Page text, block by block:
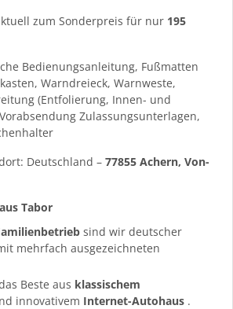
zum Sonderpreis für nur 195
Bedienungsanleitung, Fußmatten
Warndreieck, Warnweste,
(Entfolierung, Innen- und
Zulassungsunterlagen,
Deutschland – 77855 Achern, Von-
Tabor
sind wir deutscher
mehrfach ausgezeichneten
Beste aus klassischem
innovativem Internet-Autohaus .